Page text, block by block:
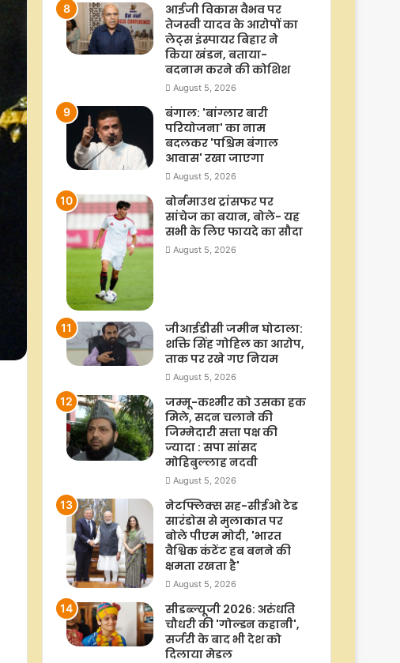
आईजी विकास वैभव पर
तेजस्वी यादव के आरोपों का
लेट्स इंस्पायर बिहार ने
किया खंडन, बताया-
बदनाम करने की कोशिश
August 5, 2026
बंगाल: 'बांग्लार बारी
परियोजना' का नाम
बदलकर 'पश्चिम बंगाल
आवास' रखा जाएगा
August 5, 2026
बोर्नमाउथ ट्रांसफर पर
सांचेज का बयान, बोले- यह
सभी के लिए फायदे का सौदा
August 5, 2026
जीआईडीसी जमीन घोटाला:
शक्ति सिंह गोहिल का आरोप,
ताक पर रखे गए नियम
August 5, 2026
जम्मू-कश्मीर को उसका हक
मिले, सदन चलाने की
जिम्मेदारी सत्ता पक्ष की
ज्यादा : सपा सांसद
मोहिबुल्लाह नदवी
August 5, 2026
नेटफ्लिक्स सह-सीईओ टेड
सारंडोस से मुलाकात पर
बोले पीएम मोदी, 'भारत
वैश्विक कंटेंट हब बनने की
क्षमता रखता है'
August 5, 2026
सीडब्ल्यूजी 2026: अरुंधति
चौधरी की 'गोल्डन कहानी',
सर्जरी के बाद भी देश को
दिलाया मेडल